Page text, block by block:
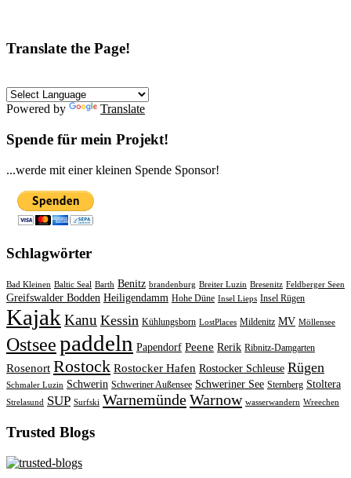
Translate the Page!
Powered by Translate
Spende für mein Projekt!
...werde mit einer kleinen Spende Sponsor!
Schlagwörter
Bad Kleinen Baltic Seal Barth Benitz brandenburg Breiter Luzin Bresenitz Feldberger Seen
Greifswalder Bodden Heiligendamm Hohe Düne Insel Lieps Insel Rügen
Kajak Kanu Kessin Kühlungsborn LostPlaces Mildenitz MV Möllensee
Ostseepaddeln Papendorf Peene Rerik Ribnitz-Damgarten
Rosenort Rostock Rostocker Hafen Rostocker Schleuse Rügen
Schmaler Luzin Schwerin Schweriner Außensee Schweriner See Sternberg Stoltera
Strelasund SUP Surfski WarnemündeWarnow wasserwandern Wreechen
Trusted Blogs